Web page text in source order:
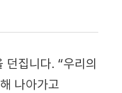
집니다. “우리의
나아가고